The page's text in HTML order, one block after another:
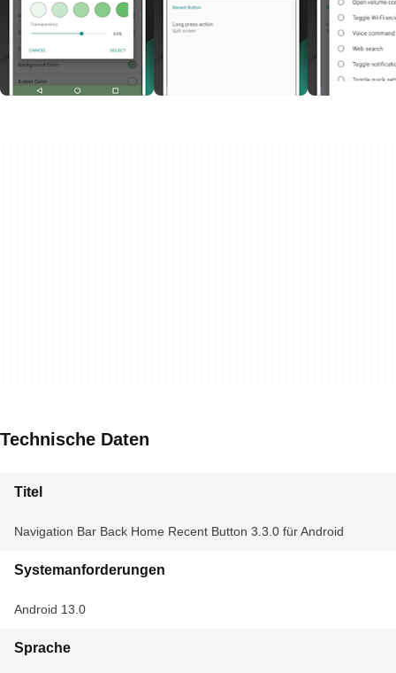
Technische Daten
Titel
Navigation Bar Back Home Recent Button 3.3.0 für Android
Systemanforderungen
Android 13.0
Sprache